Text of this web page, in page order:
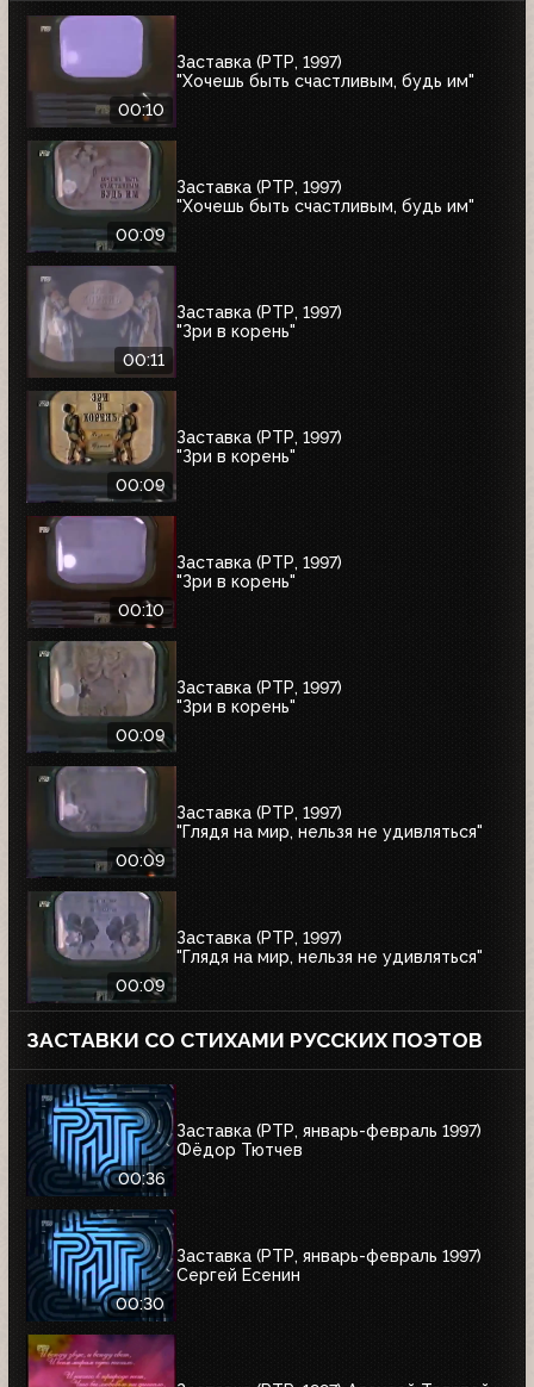
00:10
Заставка (РТР, 1997)
"Хочешь быть счастливым, будь им"
00:09
Заставка (РТР, 1997)
"Хочешь быть счастливым, будь им"
00:11
Заставка (РТР, 1997)
"Зри в корень"
00:09
Заставка (РТР, 1997)
"Зри в корень"
00:10
Заставка (РТР, 1997)
"Зри в корень"
00:09
Заставка (РТР, 1997)
"Зри в корень"
00:09
Заставка (РТР, 1997)
"Глядя на мир, нельзя не удивляться"
00:09
Заставка (РТР, 1997)
"Глядя на мир, нельзя не удивляться"
ЗАСТАВКИ СО СТИХАМИ РУССКИХ ПОЭТОВ
00:36
Заставка (РТР, январь-февраль 1997)
Фёдор Тютчев
00:30
Заставка (РТР, январь-февраль 1997)
Сергей Есенин